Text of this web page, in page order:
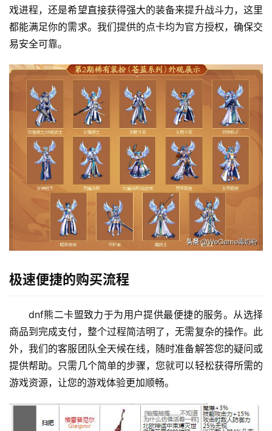
戏进程，还是希望直接获得强大的装备来提升战斗力，这里
都能满足你的需求。我们提供的点卡均为官方授权，确保交
易安全可靠。
极速便捷的购买流程
dnf熊二卡盟致力于为用户提供最便捷的服务。从选择
商品到完成支付，整个过程简洁明了，无需复杂的操作。此
外，我们的客服团队全天候在线，随时准备解答您的疑问或
提供帮助。只需几个简单的步骤，您就可以轻松获得所需的
游戏资源，让您的游戏体验更加顺畅。